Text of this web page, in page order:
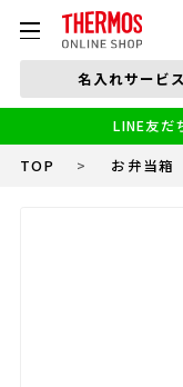
本体品番やキー
食洗機対応
小学生 低・中学年向
名入れサービス
LINE友だ
TOP > お弁当箱